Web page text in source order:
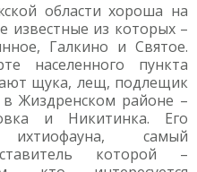
области хороша на
известные из которых –
Галкино и Святое.
населенного пункта
щука, лещ, подлещик
Жиздренском районе –
и Никитинка. Его
ихтиофауна, самый
которой –